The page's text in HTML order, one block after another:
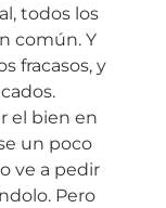
todos los
común. Y
fracasos, y
el bien en
un poco
ve a pedir
Pero